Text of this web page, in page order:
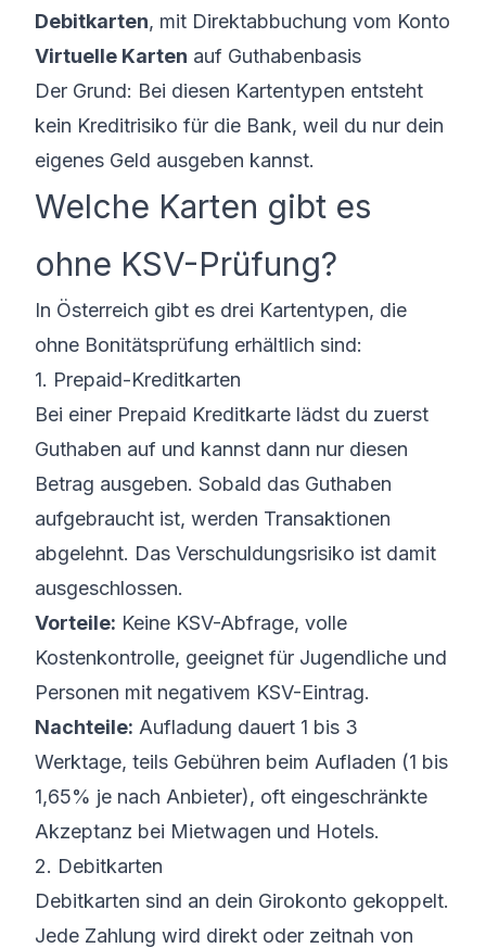
Debitkarten, mit Direktabbuchung vom Konto
Virtuelle Karten auf Guthabenbasis
Der Grund: Bei diesen Kartentypen entsteht
kein Kreditrisiko für die Bank, weil du nur dein
eigenes Geld ausgeben kannst.
Welche Karten gibt es
ohne KSV-Prüfung?
In Österreich gibt es drei Kartentypen, die
ohne Bonitätsprüfung erhältlich sind:
1. Prepaid-Kreditkarten
Bei einer Prepaid Kreditkarte lädst du zuerst
Guthaben auf und kannst dann nur diesen
Betrag ausgeben. Sobald das Guthaben
aufgebraucht ist, werden Transaktionen
abgelehnt. Das Verschuldungsrisiko ist damit
ausgeschlossen.
Vorteile: Keine KSV-Abfrage, volle
Kostenkontrolle, geeignet für Jugendliche und
Personen mit negativem KSV-Eintrag.
Nachteile: Aufladung dauert 1 bis 3
Werktage, teils Gebühren beim Aufladen (1 bis
1,65% je nach Anbieter), oft eingeschränkte
Akzeptanz bei Mietwagen und Hotels.
2. Debitkarten
Debitkarten sind an dein Girokonto gekoppelt.
Jede Zahlung wird direkt oder zeitnah von